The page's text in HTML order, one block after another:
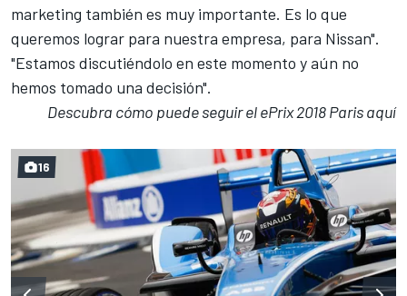
marketing también es muy importante. Es lo que
queremos lograr para nuestra empresa, para Nissan".
"Estamos discutiéndolo en este momento y aún no
hemos tomado una decisión".
Descubra cómo puede seguir el ePrix 2018 Parisaquí
16